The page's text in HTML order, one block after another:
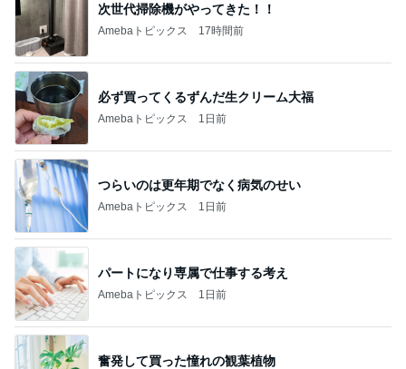
次世代掃除機がやってきた！！
Amebaトピックス 17時間前
必ず買ってくるずんだ生クリーム大福
Amebaトピックス 1日前
つらいのは更年期でなく病気のせい
Amebaトピックス 1日前
パートになり専属で仕事する考え
Amebaトピックス 1日前
奮発して買った憧れの観葉植物